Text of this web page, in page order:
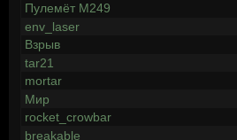
Пулемёт М249
env_laser
Взрыв
tar21
mortar
Мир
rocket_crowbar
breakable